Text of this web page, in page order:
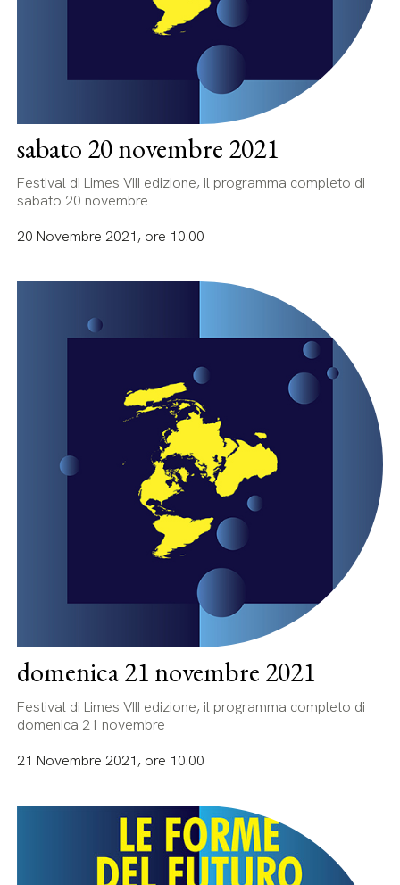
sabato 20 novembre 2021
Festival di Limes VIII edizione, il programma completo di
sabato 20 novembre
20 Novembre 2021, ore 10.00
domenica 21 novembre 2021
Festival di Limes VIII edizione, il programma completo di
domenica 21 novembre
21 Novembre 2021, ore 10.00